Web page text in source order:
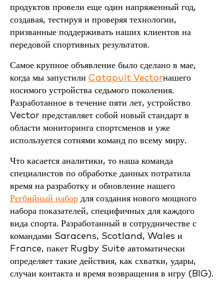
продуктов провели еще один напряженный год,
создавая, тестируя и проверяя технологии,
призванные поддерживать наших клиентов на
передовой спортивных результатов.
Самое крупное объявление было сделано в мае,
когда мы запустили Catapult Vectorнашего
носимого устройства седьмого поколения.
Разработанное в течение пяти лет, устройство
Vector представляет собой новый стандарт в
области мониторинга спортсменов и уже
используется сотнями команд по всему миру.
Что касается аналитики, то наша команда
специалистов по обработке данных потратила
время на разработку и обновление нашего
Регбийный набор для создания нового мощного
набора показателей, специфичных для каждого
вида спорта. Разработанный в сотрудничестве с
командами Saracens, Scotland, Wales и
France, пакет Rugby Suite автоматически
определяет такие действия, как схватки, удары,
случаи контакта и время возвращения в игру (BIG).